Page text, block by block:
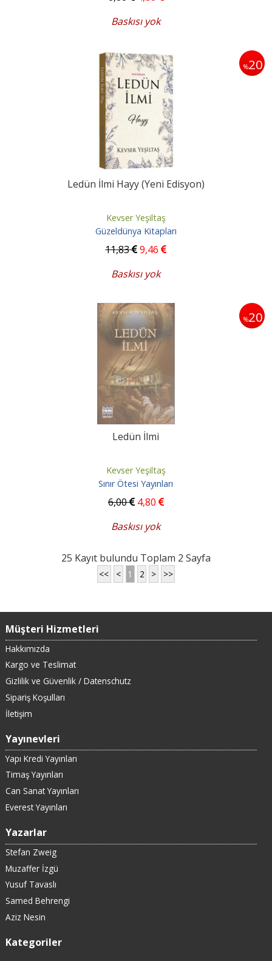
Baskısı yok
%20
Ledün İlmi Hayy (Yeni Edisyon)
Kevser Yeşiltaş
Güzeldünya Kitapları
11,83 9,46
Baskısı yok
%20
Ledün İlmi
Kevser Yeşiltaş
Sınır Ötesi Yayınları
6,00 4,80
Baskısı yok
25 Kayıt bulundu Toplam 2 Sayfa
<< < 1 2 > >>
Müşteri Hizmetleri
Hakkımızda
Kargo ve Teslimat
Gizlilik ve Güvenlik / Datenschutz
Sipariş Koşulları
İletişim
Yayınevleri
Yapı Kredi Yayınları
Timaş Yayınları
Can Sanat Yayınları
Everest Yayınları
Yazarlar
Stefan Zweig
Muzaffer İzgü
Yusuf Tavaslı
Samed Behrengi
Aziz Nesin
Kategoriler